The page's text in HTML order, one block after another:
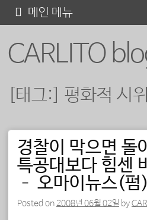
CARLITO
메인 메뉴
텐
[태그:] 평화적 시위
포스트 내비게이션
경찰이 막으면 돌
특공대보다 힘센
– 오마이뉴스(펌)
Posted on 2008년 06월 02일 by